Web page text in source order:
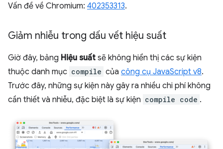
Vấn đề về Chromium: 402353313.
Giảm nhiễu trong dấu vết hiệu suất
Giờ đây, bảng Hiệu suất sẽ không hiển thị các sự kiện
thuộc danh mục compile của công cụ JavaScript v8.
Trước đây, những sự kiện này gây ra nhiều chi phí không
cần thiết và nhiễu, đặc biệt là sự kiện compile code .